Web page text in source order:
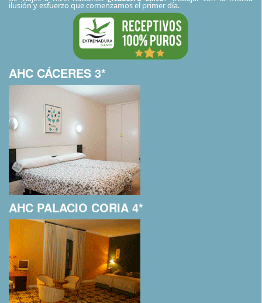
ilusión y esfuerzo que comenzamos el primer día.
AHC CÁCERES 3*
AHC PALACIO CORIA 4*